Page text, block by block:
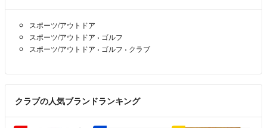
kkd- 4日前
スポーツ/アウトドア
スポーツ/アウトドア › ゴルフ
スポーツ/アウトドア › ゴルフ › クラブ
クラブの人気ブランドランキング